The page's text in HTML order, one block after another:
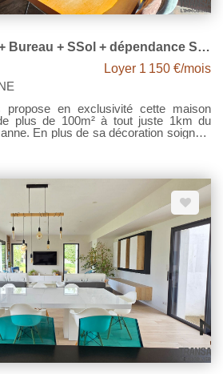
Maison 3 chambres + Bureau + SSol + dépendance Sainte Pazanne
Loyer 1 150 €/mois
propose en exclusivité cette maison
plus de 100m² à tout juste 1km du
En plus de sa décoration soignée,
plus: une quatrième pièce pouvant
ou 4ème chambre, un garage en
et un terrain entièrement
1260m². Pour les sensibles aux
chauffage par pompe à chaleur de
une visite ? Contactez MJ
A PARTIR DU 17 AOUT
PAR MAIL, OU PAR LE SITE
auxquels ce bien est exposé sont
: www.georisques.gouv.fr.
mois, charges comprises - Dont :
Honoraires charge locataire :
pour l'état des lieux - Dépôt de